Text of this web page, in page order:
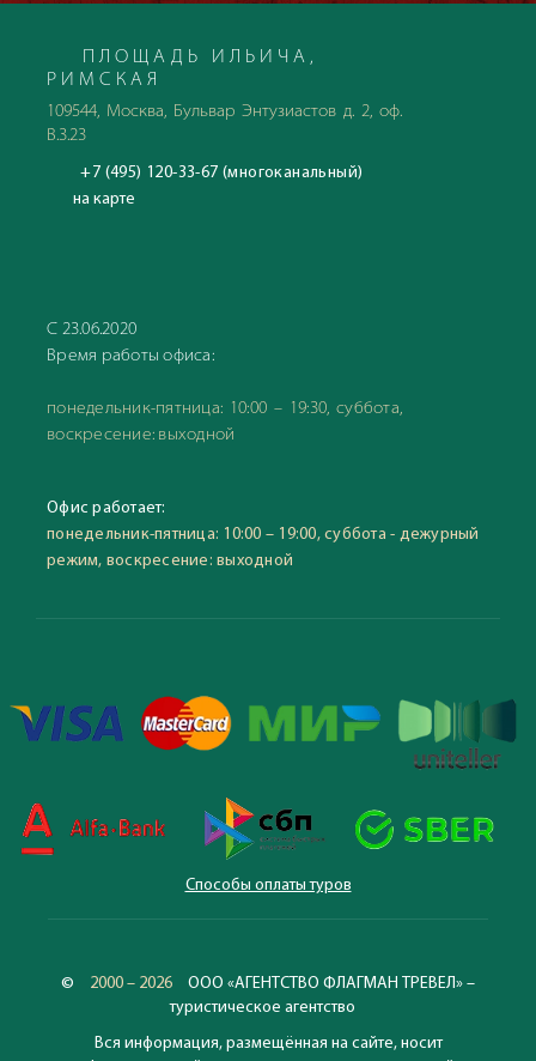
ПЛОЩАДЬ ИЛЬИЧА,
РИМСКАЯ
109544, Москва, Бульвар Энтузиастов д. 2, оф.
В.3.23
+7 (495) 120-33-67 (многоканальный)
на карте
С 23.06.2020
Время работы офиса:
понедельник-пятница: 10:00 – 19:30, суббота,
воскресение: выходной
Офис работает:
понедельник-пятница: 10:00 – 19:00, суббота - дежурный
режим, воскресение: выходной
Способы оплаты туров
© 2000 – 2026
ООО «АГЕНТСТВО ФЛАГМАН ТРЕВЕЛ» –
туристическое агентство
Вся информация, размещённая на сайте, носит